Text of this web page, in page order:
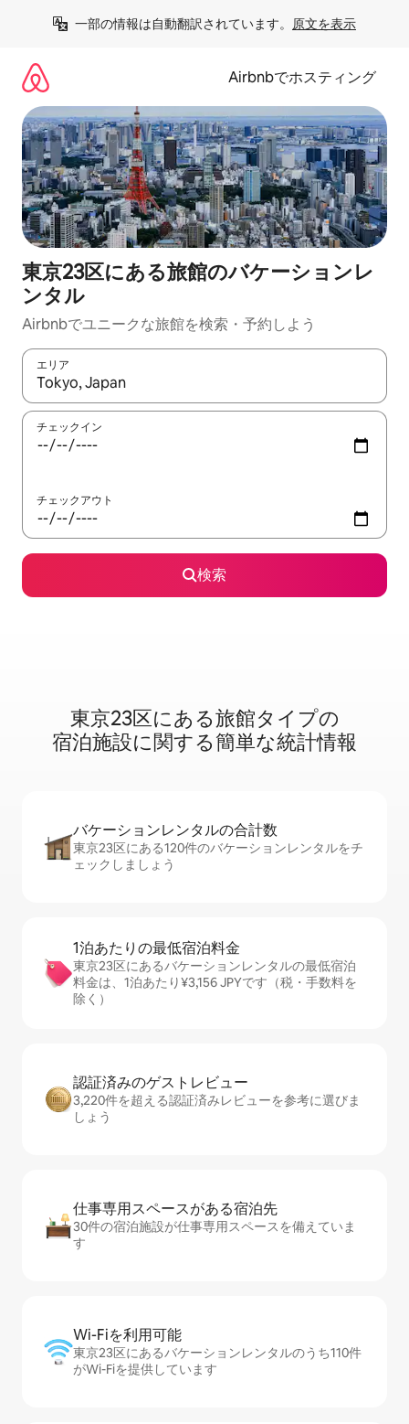
一部の情報は自動翻訳されています。 原文を表示
Airbnbでホスティング
東京23区にある旅館のバケーションレ
ンタル
Airbnbでユニークな旅館を検索・予約しよう
エリア
検索結果が表示されたら、上下の矢印キーを使って移動するか
チェックイン
チェックアウト
検索
東京23区に⁠あ⁠る旅⁠館⁠タ⁠イ⁠プ⁠の
宿⁠泊⁠施⁠設⁠に関⁠す⁠る簡⁠単⁠な統⁠計⁠情⁠報
バケーションレ⁠ン⁠タ⁠ル⁠の合⁠計⁠数
東京23区にある120件のバケーションレンタルをチ
ェックしましょう
1泊あたりの最⁠低⁠宿⁠泊⁠料⁠金
東京23区にあるバケーションレンタルの最低宿泊
料金は、1泊あたり¥3,156 JPYです（税・手数料を
除く）
認証済みのゲ⁠ス⁠ト⁠レ⁠ビ⁠ュ⁠ー
3,220件を超える認証済みレビューを参考に選びま
しょう
仕事専用ス⁠ペ⁠ー⁠スがあ⁠る宿⁠泊⁠先
30件の宿泊施設が仕事専用スペースを備えていま
す
Wi-Fiを利⁠用⁠可⁠能
東京23区にあるバケーションレンタルのうち110件
がWi-Fiを提供しています